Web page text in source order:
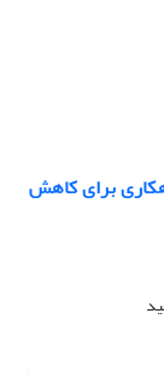
برای کاهش